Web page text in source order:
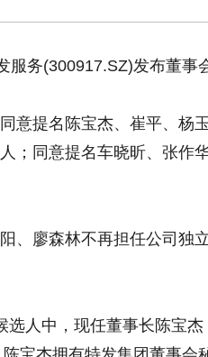
服务(300917.SZ)发布董事
意提名陈宝杰、崔平、杨
；同意提名车晓昕、张作
、廖森林不再担任公司独
选人中，现任董事长陈宝